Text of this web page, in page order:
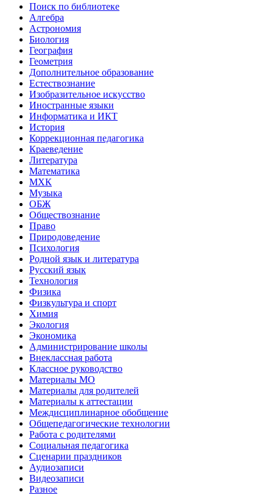
Поиск по библиотеке
Алгебра
Астрономия
Биология
География
Геометрия
Дополнительное образование
Естествознание
Изобразительное искусство
Иностранные языки
Информатика и ИКТ
История
Коррекционная педагогика
Краеведение
Литература
Математика
МХК
Музыка
ОБЖ
Обществознание
Право
Природоведение
Психология
Родной язык и литература
Русский язык
Технология
Физика
Физкультура и спорт
Химия
Экология
Экономика
Администрирование школы
Внеклассная работа
Классное руководство
Материалы МО
Материалы для родителей
Материалы к аттестации
Междисциплинарное обобщение
Общепедагогические технологии
Работа с родителями
Социальная педагогика
Сценарии праздников
Аудиозаписи
Видеозаписи
Разное